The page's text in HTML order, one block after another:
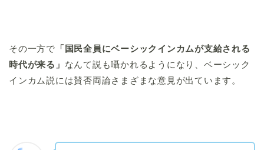
その一方で 「国民全員にベーシックインカムが支給される
時代が来る」 なんて説も囁かれるようになり、ベーシック
インカム説には賛否両論さまざまな意見が出ています。